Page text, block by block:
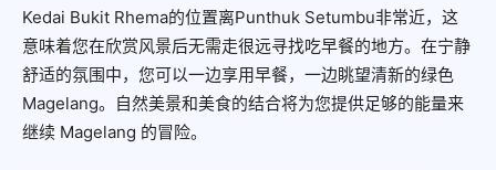
Kedai Bukit Rhema的位置离Punthuk Setumbu非常近，这
意味着您在欣赏风景后无需走很远寻找吃早餐的地方。在宁静
舒适的氛围中，您可以一边享用早餐，一边眺望清新的绿色
Magelang。自然美景和美食的结合将为您提供足够的能量来
继续 Magelang 的冒险。